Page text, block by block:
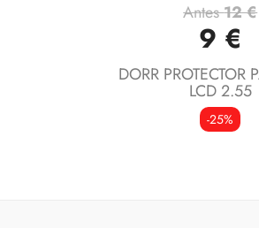
Vista rápida
Antes12 €
9 €
DORR PROTECTOR
LCD 2.55
-25%